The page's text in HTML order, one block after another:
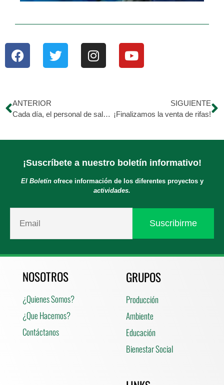
ANTERIOR
Cada día, el personal de salud de todo el mundo batalla desde primera fila para contener la pandemia del #COVID19 y salvar vidas
SIGUIENTE
¡Finalizamos la venta de rifas!
¡Suscríbete a nuestro boletín informativo!
El Boletínofrece información de los diferentes proyectos y
actividades.
NOSOTROS
¿Quienes Somos?
¿Que Hacemos?
Contáctanos
GRUPOS
Producción
Ambiente
Educación
Bienestar Social